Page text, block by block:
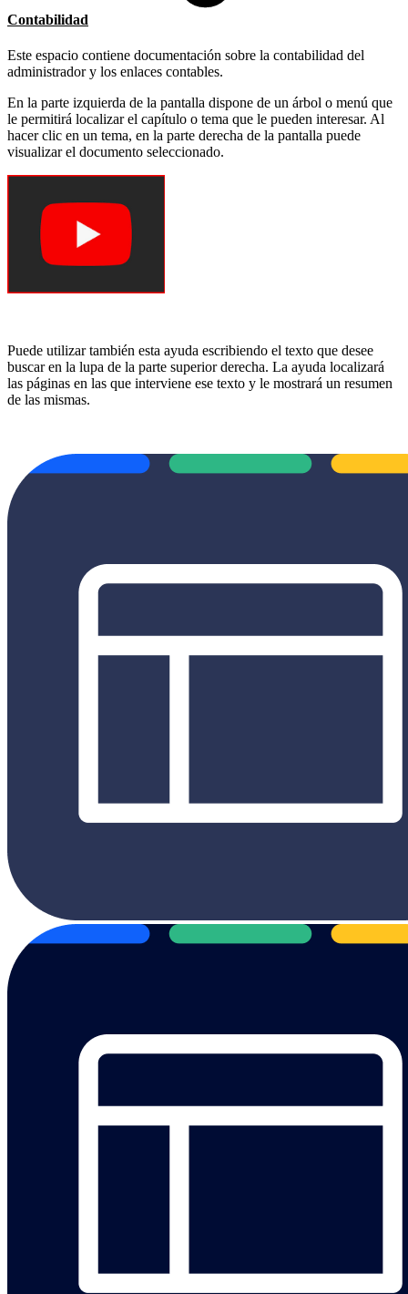
Contabilidad
Este espacio contiene documentación sobre la contabilidad del
administrador y los enlaces contables.
En la parte izquierda de la pantalla dispone de un árbol o menú que
le permitirá localizar el capítulo o tema que le pueden interesar. Al
hacer clic en un tema, en la parte derecha de la pantalla puede
visualizar el documento seleccionado.
Puede utilizar también esta ayuda escribiendo el texto que desee
buscar en la lupa de la parte superior derecha. La ayuda localizará
las páginas en las que interviene ese texto y le mostrará un resumen
de las mismas.